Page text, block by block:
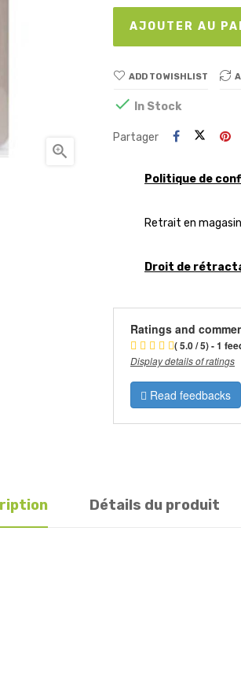

AJOUTER AU
ADD TO WISHLIST
 In Stock
Partager
Politique de
Retrait en
Droit de
Ratings and
( 5.0 / 5) - 1
Display details of ratings
Read feedbacks
Détails du produit